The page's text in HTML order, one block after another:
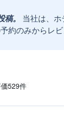
。
当社は、
約のみからレ
529​件